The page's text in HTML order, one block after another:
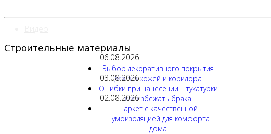
Строительные материалы
06.08.2026
Выбор декоративного покрытия
для прихожей и коридора
03.08.2026
Ошибки при нанесении штукатурки
как избежать брака
02.08.2026
Паркет с качественной
шумоизоляцией для комфорта
дома